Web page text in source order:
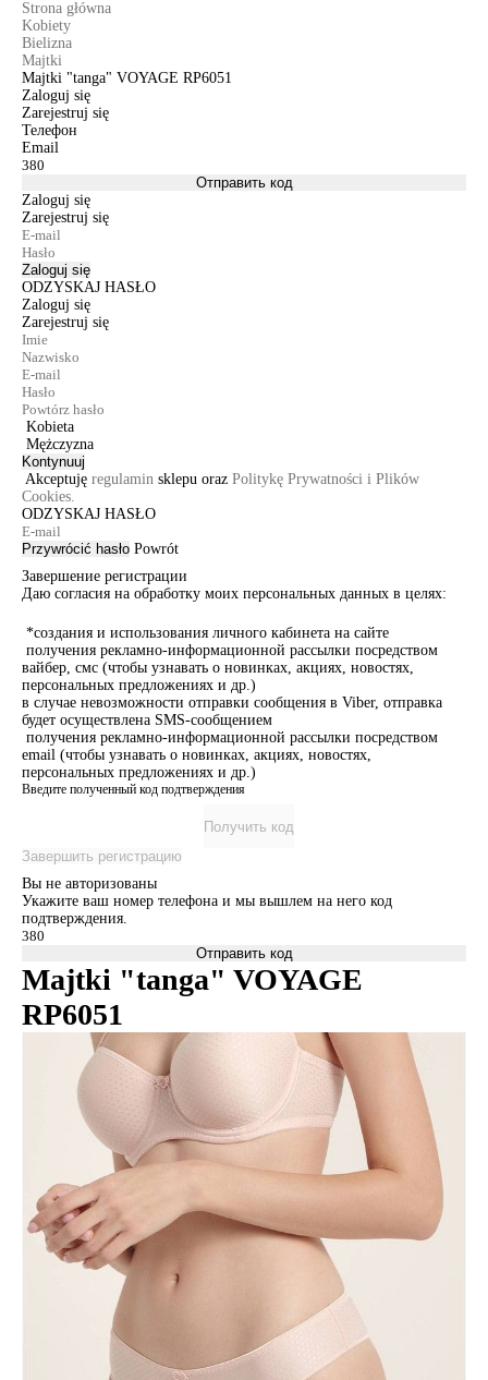
Strona główna
Kobiety
Bielizna
Majtki
Majtki "tanga" VOYAGE RP6051
Zaloguj się
Zarejestruj się
Телефон
Email
Отправить код
Zaloguj się
Zarejestruj się
Zaloguj się
ODZYSKAJ HASŁO
Zaloguj się
Zarejestruj się
Kobieta
Mężczyzna
Kontynuuj
Akceptuję regulamin sklepu oraz Politykę Prywatności i Plików
Cookies.
ODZYSKAJ HASŁO
Przywrócić hasło Powrót
Завершение регистрации
Даю согласия на обработку моих персональных данных в целях:
*создания и использования личного кабинета на сайте
получения рекламно-информационной рассылки посредством
вайбер, смс (чтобы узнавать о новинках, акциях, новостях,
персональных предложениях и др.)
в случае невозможности отправки сообщения в Viber, отправка
будет осуществлена SMS-сообщением
получения рекламно-информационной рассылки посредством
email (чтобы узнавать о новинках, акциях, новостях,
персональных предложениях и др.)
Введите полученный код подтверждения
Получить код
Завершить регистрацию
Вы не авторизованы
Укажите ваш номер телефона и мы вышлем на него код
подтверждения.
Отправить код
Majtki "tanga" VOYAGE
RP6051